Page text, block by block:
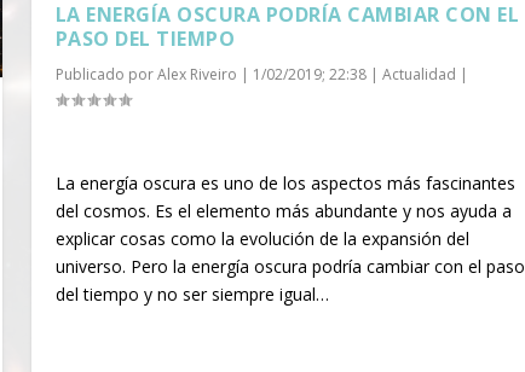
LA ENERGÍA OSCURA PODRÍA CAMBIAR CON EL
PASO DEL TIEMPO
Publicado porAlex Riveiro | 1/02/2019; 22:38| Actualidad |
La energía oscura es uno de los aspectos más fascinantes
del cosmos. Es el elemento más abundante y nos ayuda a
explicar cosas como la evolución de la expansión del
universo. Pero la energía oscura podría cambiar con el paso
del tiempo y no ser siempre igual…